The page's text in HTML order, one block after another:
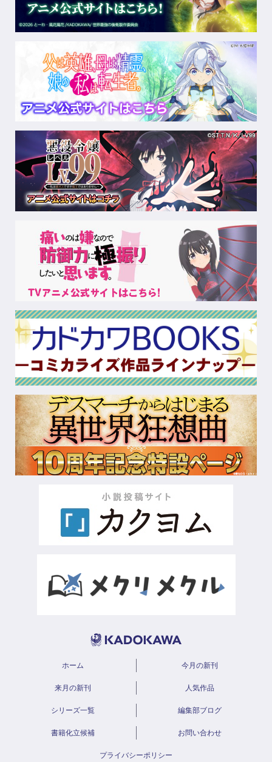
ホーム 今月の新刊
来月の新刊 人気作品
シリーズ一覧 編集部ブログ
書籍化立候補 お問い合わせ
プライバシーポリシー